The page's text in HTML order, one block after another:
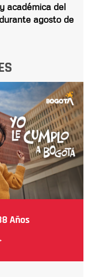
académica del
agosto de
Años